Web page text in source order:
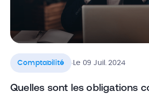
Comptabilité .Le 09 Juil. 2024
Quelles sont les obligations